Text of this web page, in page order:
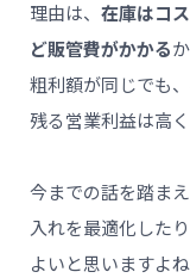
理由は、 在庫はコ
ど販管費がかかる
粗利額が同じでも
残る営業利益は高く
今までの話を踏ま
入れを最適化した
よいと思いますよね